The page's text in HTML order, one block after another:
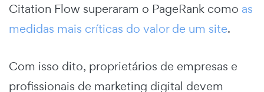
Citation Flow superaram o PageRank como as
medidas mais críticas do valor de um site.
Com isso dito, proprietários de empresas e
profissionais de marketing digital devem